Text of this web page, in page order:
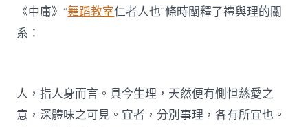
《中庸》“舞蹈教室仁者人也”條時闡釋了禮與理的關
系：
人，指人身而言。具今生理，天然便有惻怛慈愛之
意，深體味之可見。宜者，分別事理，各有所宜也。